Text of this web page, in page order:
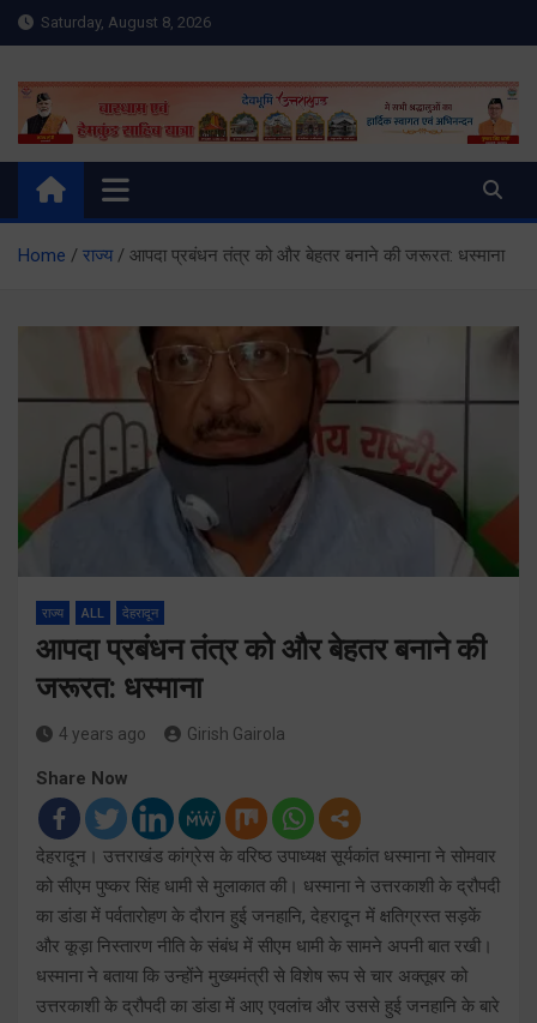
Skip
to
Saturday, August 8, 2026
Meru Raibar | Uttarakhand
News | Uttarkashi News
meruraibar.com
Home राज्य आपदा प्रबंधन तंत्र को और बेहतर बनाने की जरूरत: धस्माना
राज्य ALL देहरादून
आपदा प्रबंधन तंत्र को और बेहतर बनाने की
जरूरत: धस्माना
4 years ago Girish Gairola
Share Now
देहरादून। उत्तराखंड कांग्रेस के वरिष्ठ उपाध्यक्ष सूर्यकांत धस्माना ने सोमवार
को सीएम पुष्कर सिंह धामी से मुलाकात की। धस्माना ने उत्तरकाशी के द्रौपदी
का डांडा में पर्वतारोहण के दौरान हुई जनहानि, देहरादून में क्षतिग्रस्त सड़कें
और कूड़ा निस्तारण नीति के संबंध में सीएम धामी के सामने अपनी बात रखी।
धस्माना ने बताया कि उन्होंने मुख्यमंत्री से विशेष रूप से चार अक्तूबर को
उत्तरकाशी के द्रौपदी का डांडा में आए एवलांच और उससे हुई जनहानि के बारे